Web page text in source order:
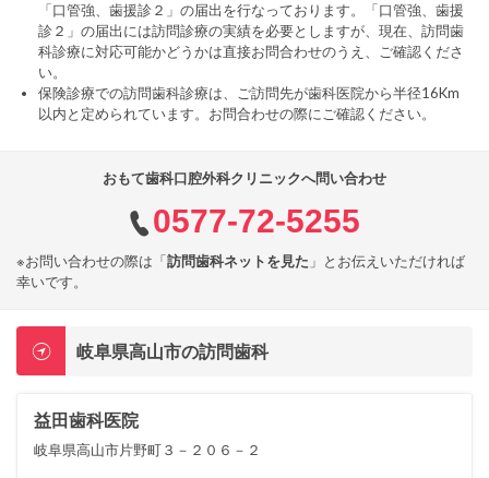
「口管強、歯援診２」の届出を行なっております。「口管強、歯援
診２」の届出には訪問診療の実績を必要としますが、現在、訪問歯
科診療に対応可能かどうかは直接お問合わせのうえ、ご確認くださ
い。
保険診療での訪問歯科診療は、ご訪問先が歯科医院から半径16Km
以内と定められています。お問合わせの際にご確認ください。
おもて歯科口腔外科クリニックへ問い合わせ
0577-72-5255
※お問い合わせの際は「訪問歯科ネットを見た 」とお伝えいただければ
幸いです。
岐阜県高山市の訪問歯科
益田歯科医院
岐阜県高山市片野町３－２０６－２